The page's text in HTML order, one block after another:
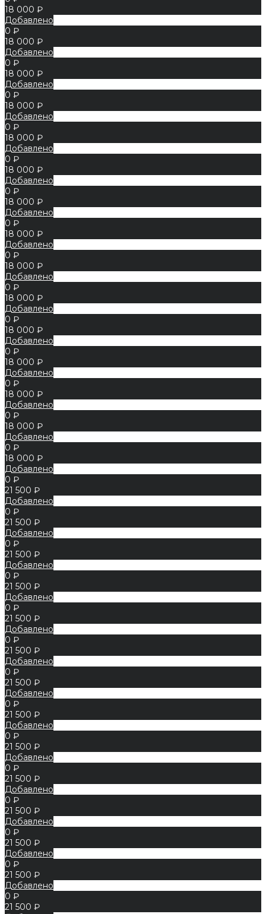
18 000 ₽
Добавлено
0 ₽
18 000 ₽
Добавлено
0 ₽
18 000 ₽
Добавлено
0 ₽
18 000 ₽
Добавлено
0 ₽
18 000 ₽
Добавлено
0 ₽
18 000 ₽
Добавлено
0 ₽
18 000 ₽
Добавлено
0 ₽
18 000 ₽
Добавлено
0 ₽
18 000 ₽
Добавлено
0 ₽
18 000 ₽
Добавлено
0 ₽
18 000 ₽
Добавлено
0 ₽
18 000 ₽
Добавлено
0 ₽
18 000 ₽
Добавлено
0 ₽
18 000 ₽
Добавлено
0 ₽
18 000 ₽
Добавлено
0 ₽
21 500 ₽
Добавлено
0 ₽
21 500 ₽
Добавлено
0 ₽
21 500 ₽
Добавлено
0 ₽
21 500 ₽
Добавлено
0 ₽
21 500 ₽
Добавлено
0 ₽
21 500 ₽
Добавлено
0 ₽
21 500 ₽
Добавлено
0 ₽
21 500 ₽
Добавлено
0 ₽
21 500 ₽
Добавлено
0 ₽
21 500 ₽
Добавлено
0 ₽
21 500 ₽
Добавлено
0 ₽
21 500 ₽
Добавлено
0 ₽
21 500 ₽
Добавлено
0 ₽
21 500 ₽